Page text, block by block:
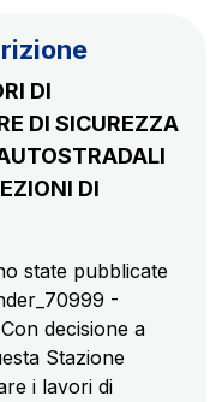
di
Autostrade per
di
del tuo
DI
DI SICUREZZA
DI
state pubblicate
-
decisione a
Stazione
i lavori di